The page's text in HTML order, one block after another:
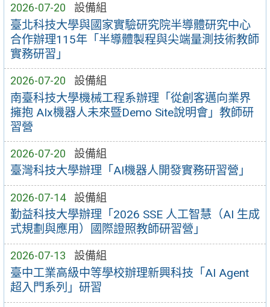
2026-07-20 設備組
臺北科技大學與國家實驗研究院半導體研究中心
合作辦理115年「半導體製程與尖端量測技術教師
實務研習」
2026-07-20 設備組
南臺科技大學機械工程系辦理「從創客邁向業界
擁抱 AIx機器人未來暨Demo Site說明會」教師研
習營
2026-07-20 設備組
臺灣科技大學辦理「AI機器人開發實務研習營」
2026-07-14 設備組
勤益科技大學辦理「2026 SSE 人工智慧（AI 生成
式規劃與應用）國際證照教師研習營」
2026-07-13 設備組
臺中工業高級中等學校辦理新興科技「AI Agent
超入門系列」研習